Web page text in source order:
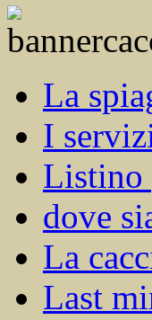
La
I
Listino
dove
La
Last